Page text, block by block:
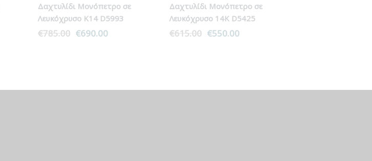
Δαχτυλίδι Μονόπετρο σε
Λευκόχρυσο Κ14 D5993
€785.00 Original
€690.00
Δαχτυλίδι Μονόπετρο σε
Λευκόχρυσο 14Κ D5425
€615.00 Original
€550.00